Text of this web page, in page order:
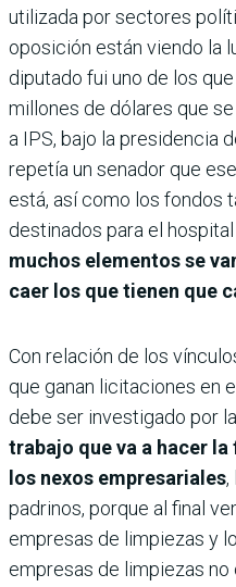
utilizada por sectores
oposición están viendo la
diputado fui uno de los
millones de dólares que
a IPS, bajo la presidencia
repetía un senador que
está, así como los fondos
destinados para el
muchos elementos se
caer los que tienen que
Con relación de los
que ganan licitaciones en
debe ser investigado por
trabajo que va a hacer
los nexos empresariales,
padrinos, porque al final
empresas de limpiezas y
empresas de limpiezas